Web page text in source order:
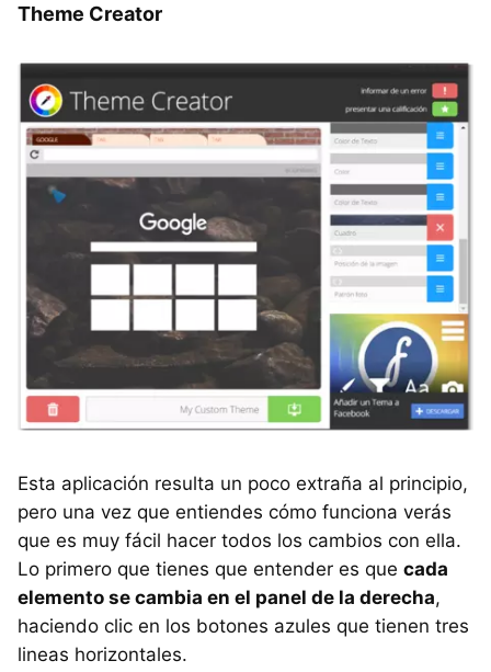
Theme Creator
Esta aplicación resulta un poco extraña al principio,
pero una vez que entiendes cómo funciona verás
que es muy fácil hacer todos los cambios con ella.
Lo primero que tienes que entender es que cada
elemento se cambia en el panel de la derecha,
haciendo clic en los botones azules que tienen tres
lineas horizontales.